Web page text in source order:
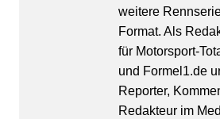
weitere
Format. Als
für Motorsport-
und Formel1.de
Reporter,
Redakteur im